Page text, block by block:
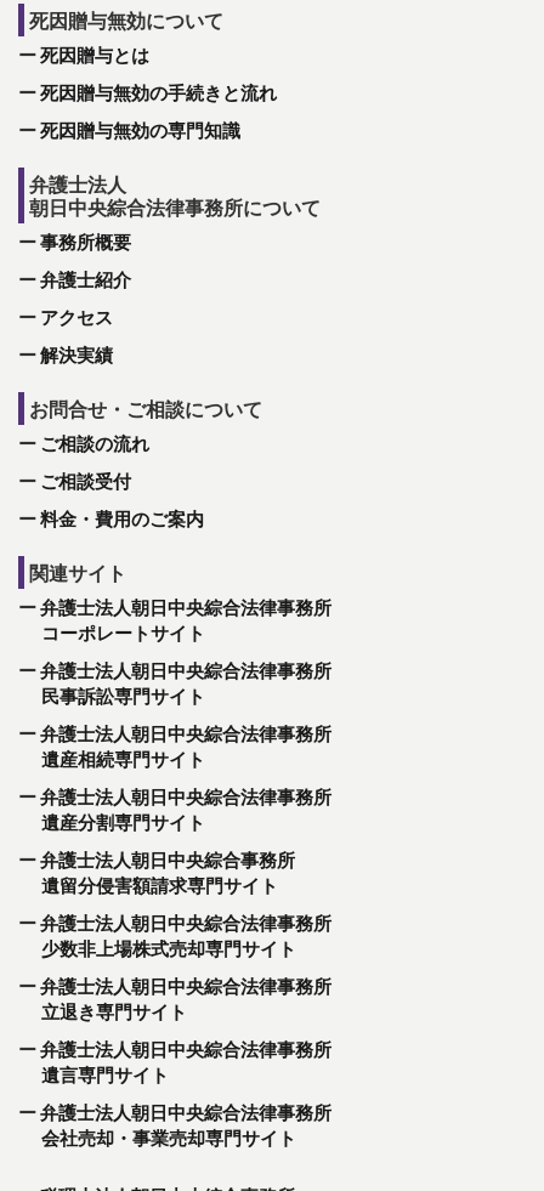
死因贈与無効について
死因贈与とは
死因贈与無効の手続きと流れ
死因贈与無効の専門知識
弁護士法人
朝日中央綜合法律事務所について
事務所概要
弁護士紹介
アクセス
解決実績
お問合せ・ご相談について
ご相談の流れ
ご相談受付
料金・費用のご案内
関連サイト
弁護士法人朝日中央綜合法律事務所
コーポレートサイト
弁護士法人朝日中央綜合法律事務所
民事訴訟専門サイト
弁護士法人朝日中央綜合法律事務所
遺産相続専門サイト
弁護士法人朝日中央綜合法律事務所
遺産分割専門サイト
弁護士法人朝日中央綜合事務所
遺留分侵害額請求専門サイト
弁護士法人朝日中央綜合法律事務所
少数非上場株式売却専門サイト
弁護士法人朝日中央綜合法律事務所
立退き専門サイト
弁護士法人朝日中央綜合法律事務所
遺言専門サイト
弁護士法人朝日中央綜合法律事務所
会社売却・事業売却専門サイト